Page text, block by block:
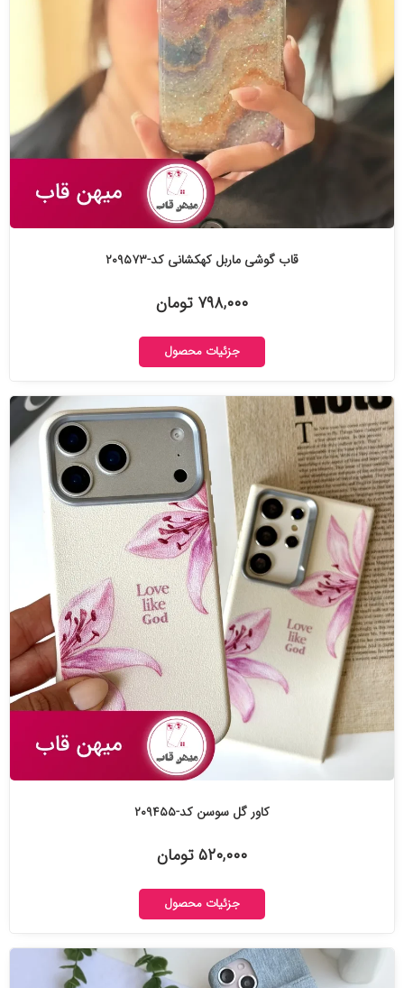
قاب گوشی ماربل کهکشانی کد-۲۰۹۵۷۳
۷۹۸,۰۰۰ تومان
جزئیات محصول
کاور گل سوسن کد-۲۰۹۴۵۵
۵۲۰,۰۰۰ تومان
جزئیات محصول